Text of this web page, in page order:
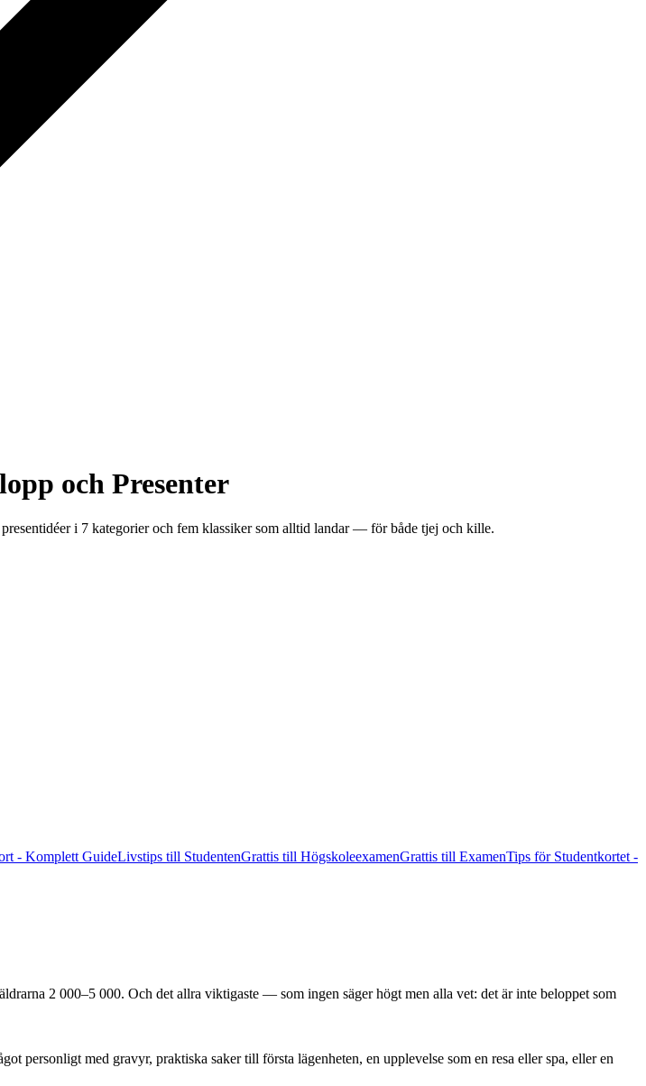
och Presenter
i 7 kategorier och fem klassiker som alltid landar — för både tjej och kille.
- Komplett GuideLivstips till StudentenGrattis till HögskoleexamenGrattis till ExamenTips för Studentkortet -
2 000–5 000. Och det allra viktigaste — som ingen säger högt men alla vet: det är inte beloppet som
personligt med gravyr, praktiska saker till första lägenheten, en upplevelse som en resa eller spa, eller en